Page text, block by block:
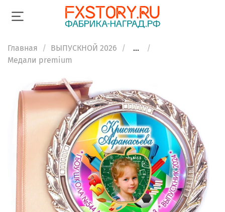
Главная ВЫПУСКНОЙ 2026
...
Медали premium